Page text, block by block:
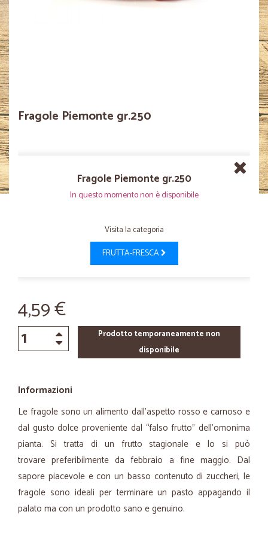
Fragole Piemonte gr.250
Fragole Piemonte gr.250
In questo momento non è disponibile
Visita la categoria
FRUTTA-FRESCA
4,59 €
Prodotto temporaneamente non
disponibile
Informazioni
Le fragole sono un alimento dall’aspetto rosso e carnoso e
dal gusto dolce proveniente dal “falso frutto” dell’omonima
pianta. Si tratta di un frutto stagionale e lo si può
trovare preferibilmente da febbraio a fine maggio. Dal
sapore piacevole e con un basso contenuto di zuccheri, le
fragole sono ideali per terminare un pasto appagando il
palato ma con un prodotto sano e genuino.